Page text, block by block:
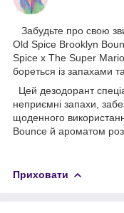
Забудьте про свою
Old Spice Brooklyn
Spice x The Super
бореться із запахами
Цей дезодорант
неприємні запахи,
щоденного
Bounce й ароматом
Приховати